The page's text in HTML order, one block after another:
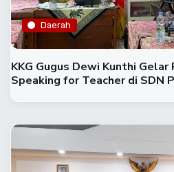
Daerah
KKG Gugus Dewi Kunthi
Speaking for Teacher di SDN